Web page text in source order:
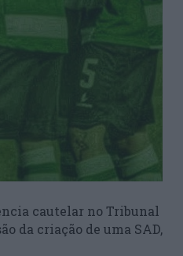
cautelar no Tribunal
da criação de uma SAD,